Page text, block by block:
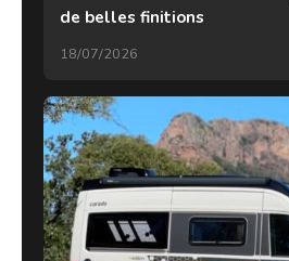
de belles finitions
18/07/2026